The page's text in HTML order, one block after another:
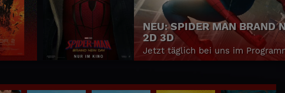
NEU: SPIDER MAN BRAND NEW
2D 3D
Jetzt täglich bei uns im Programm!